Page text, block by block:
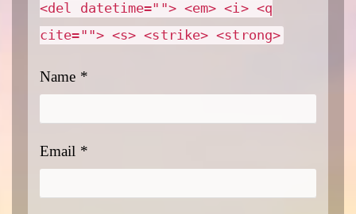
<del datetime=""> <em> <i> <q
cite=""> <s> <strike> <strong>
Name *
Email *